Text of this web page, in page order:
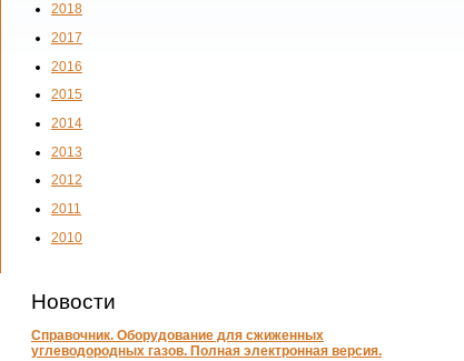
2018
2017
2016
2015
2014
2013
2012
2011
2010
Новости
Справочник. Оборудование для сжиженных
углеводородных газов. Полная электронная версия.